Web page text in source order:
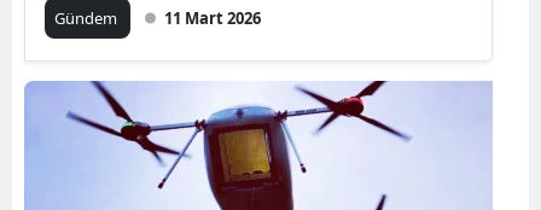
Gündem 11 Mart 2026